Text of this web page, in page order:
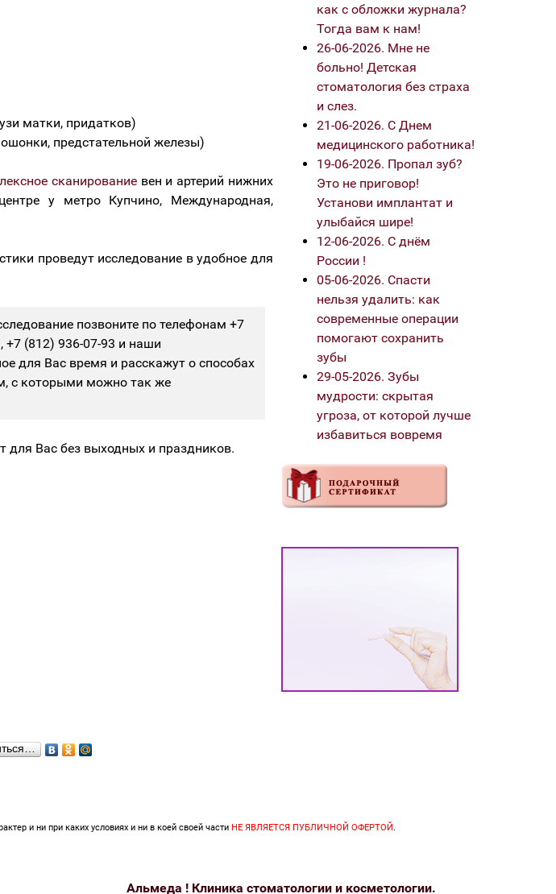
матки, придатков)
предстательной железы)
сканированиевен и артерий нижних
у метро Купчино, Международная,
проведут исследование в удобное для
позвоните по телефонам +7
+7 (812) 936-07-93 и наши
для Вас время и расскажут о способах
с которыми можно так же
для Вас без выходных и праздников.
как с обложки журнала?
Тогда вам к нам!
26-06-2026. Мне не
больно! Детская
стоматология без страха
и слез.
21-06-2026. С Днем
медицинского работника!
19-06-2026. Пропал зуб?
Это не приговор!
Установи имплантат и
улыбайся шире!
12-06-2026. С днём
России !
05-06-2026. Спасти
нельзя удалить: как
современные операции
помогают сохранить
зубы
29-05-2026. Зубы
мудрости: скрытая
угроза, от которой лучше
избавиться вовремя
и ни при каких условиях и ни в коей своей части НЕ ЯВЛЯЕТСЯ ПУБЛИЧНОЙ ОФЕРТОЙ.
Альмеда ! Клиника стоматологии и косметологии.